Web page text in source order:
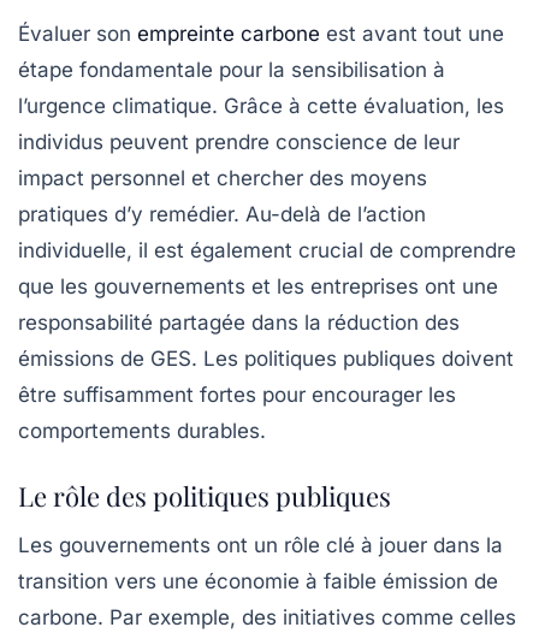
Évaluer son empreinte carbone est avant tout une
étape fondamentale pour la sensibilisation à
l’urgence climatique. Grâce à cette évaluation, les
individus peuvent prendre conscience de leur
impact personnel et chercher des moyens
pratiques d’y remédier. Au-delà de l’action
individuelle, il est également crucial de comprendre
que les gouvernements et les entreprises ont une
responsabilité partagée dans la réduction des
émissions de GES. Les politiques publiques doivent
être suffisamment fortes pour encourager les
comportements durables.
Le rôle des politiques publiques
Les gouvernements ont un rôle clé à jouer dans la
transition vers une économie à faible émission de
carbone. Par exemple, des initiatives comme celles